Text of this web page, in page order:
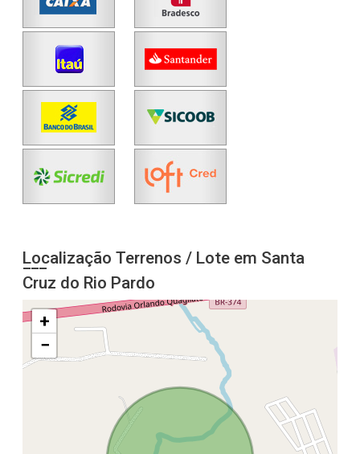
Localização Terrenos / Lote em Santa
Cruz do Rio Pardo
+
−